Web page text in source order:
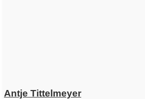
Antje Tittelmeyer